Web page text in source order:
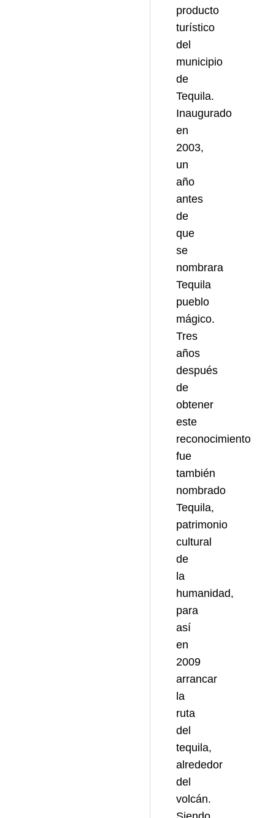
producto
turístico
del
municipio
de
Tequila.
Inaugurado
en
2003,
un
año
antes
de
que
se
nombrara
Tequila
pueblo
mágico.
Tres
años
después
de
obtener
este
reconocimiento
fue
también
nombrado
Tequila,
patrimonio
cultural
de
la
humanidad,
para
así
en
2009
arrancar
la
ruta
del
tequila,
alrededor
del
volcán.